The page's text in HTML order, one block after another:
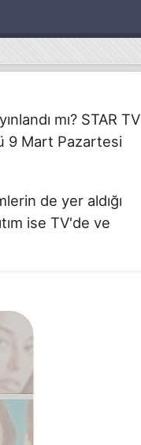
mı? STAR TV
9 Mart Pazartesi
de yer aldığı
ise TV'de ve